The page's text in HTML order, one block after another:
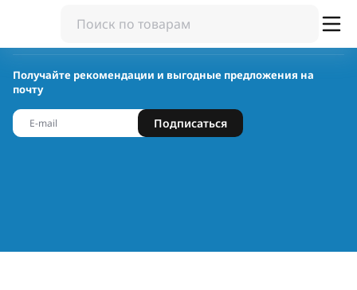
Получайте рекомендации и выгодные предложения на
почту
Подписаться